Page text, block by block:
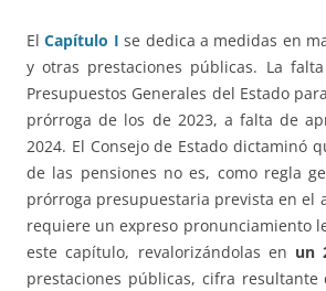
ElCapítulo I se dedica a medidas en
y otras prestaciones públicas. La
Presupuestos Generales del Estado
prórroga de los de 2023, a falta de
2024. El Consejo de Estado dictaminó
de las pensiones no es, como regla
prórroga presupuestaria prevista en el
requiere un expreso pronunciamiento
este capítulo, revalorizándolas en un
prestaciones públicas, cifra